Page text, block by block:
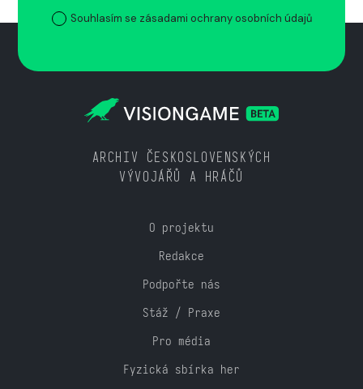
Souhlasím se zásadami ochrany osobních údajů
ARCHIV ČESKOSLOVENSKÝCH
VÝVOJÁŘŮ A HRÁČŮ
O projektu
Redakce
Podpořte nás
Stáž / Praxe
Pro média
Fyzická sbírka her